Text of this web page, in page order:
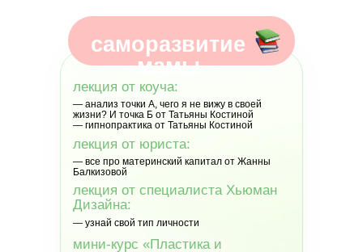
саморазвитие
мамы
лекция от коуча:
— анализ точки А, чего я не вижу в своей
жизни? И точка Б от Татьяны Костиной
— гипнопрактика от Татьяны Костиной
лекция от юриста:
— все про материнский капитал от Жанны
Балкизовой
лекция от специалиста Хьюман
Дизайна:
— узнай свой тип личности
мини-курс «Пластика и